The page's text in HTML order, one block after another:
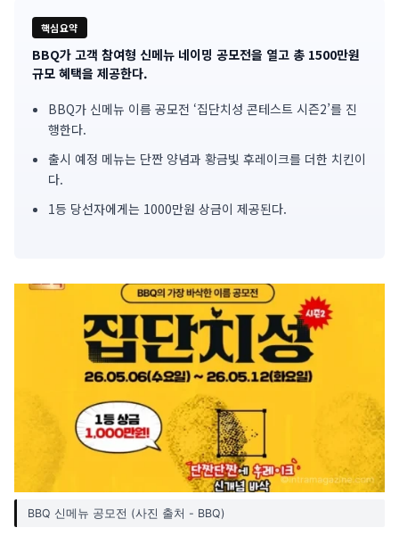
핵심요약
기
심
BBQ가 고객 참여형 신메뉴 네이밍 공모전을 열고 총 1500만원
규모 혜택을 제공한다.
BBQ가 신메뉴 이름 공모전 ‘집단치성 콘테스트 시즌2’를 진
행한다.
출시 예정 메뉴는 단짠 양념과 황금빛 후레이크를 더한 치킨이
다.
1등 당선자에게는 1000만원 상금이 제공된다.
BBQ 신메뉴 공모전 (사진 출처 - BBQ)